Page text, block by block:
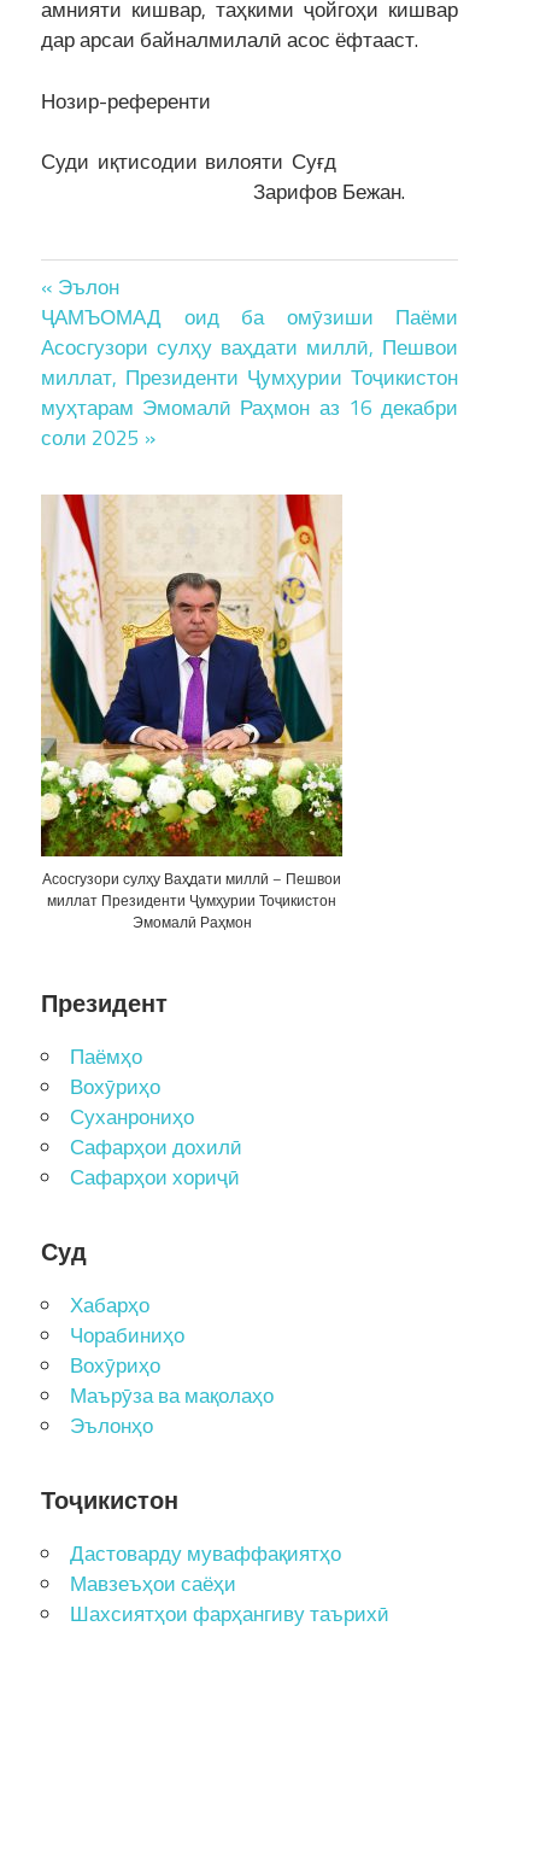
амнияти кишвар, таҳкими ҷойгоҳи кишвар
дар арсаи байналмилалӣ асос ёфтааст.
Нозир-референти
Суди иқтисодии вилояти Суғд
Зарифов Бежан.
Post
navigation
« Эълон
ҶАМЪОМАД оид ба омӯзиши Паёми
Асосгузори сулҳу ваҳдати миллӣ, Пешвои
миллат, Президенти Ҷумҳурии Тоҷикистон
муҳтарам Эмомалӣ Раҳмон аз 16 декабри
соли 2025 »
Асосгузори сулҳу Ваҳдати миллӣ – Пешвои
миллат Президенти Ҷумҳурии Тоҷикистон
Эмомалӣ Раҳмон
Президент
Паёмҳо
Вохӯриҳо
Суханрониҳо
Сафарҳои дохилӣ
Сафарҳои хориҷӣ
Суд
Хабарҳо
Чорабиниҳо
Вохӯриҳо
Маърӯза ва мақолаҳо
Эълонҳо
Тоҷикистон
Дастоварду муваффақиятҳо
Мавзеъҳои саёҳи
Шахсиятҳои фарҳангиву таърихӣ